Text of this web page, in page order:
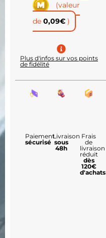
(valeur
de 0,09€ )
Plus d'infos sur vos points
de fidélité
Paiement
sécurisé
Livraison
sous
48h
Frais
de
livraison
réduit
dès
120€
d'achats